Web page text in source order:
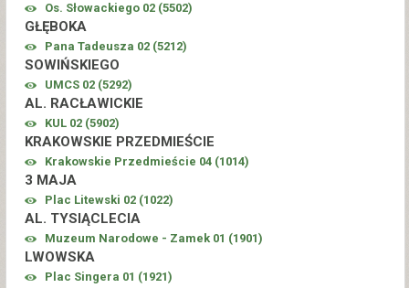
Os. Słowackiego 02 (5502)
GŁĘBOKA
Pana Tadeusza 02 (5212)
SOWIŃSKIEGO
UMCS 02 (5292)
AL. RACŁAWICKIE
KUL 02 (5902)
KRAKOWSKIE PRZEDMIEŚCIE
Krakowskie Przedmieście 04 (1014)
3 MAJA
Plac Litewski 02 (1022)
AL. TYSIĄCLECIA
Muzeum Narodowe - Zamek 01 (1901)
LWOWSKA
Plac Singera 01 (1921)